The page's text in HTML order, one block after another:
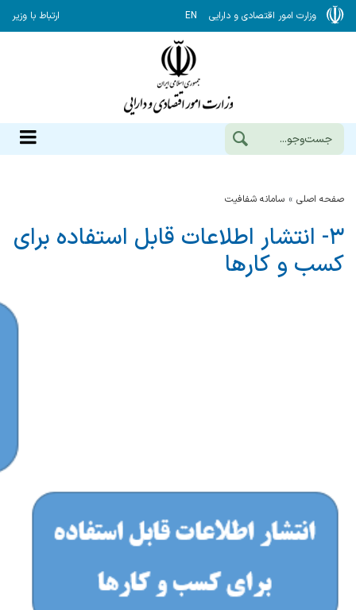
وزارت امور اقتصادی و دارایی EN ارتباط با وزیر
صفحه اصلی سامانه شفافیت
۳- انتشار اطلاعات قابل استفاده برای
کسب و کارها